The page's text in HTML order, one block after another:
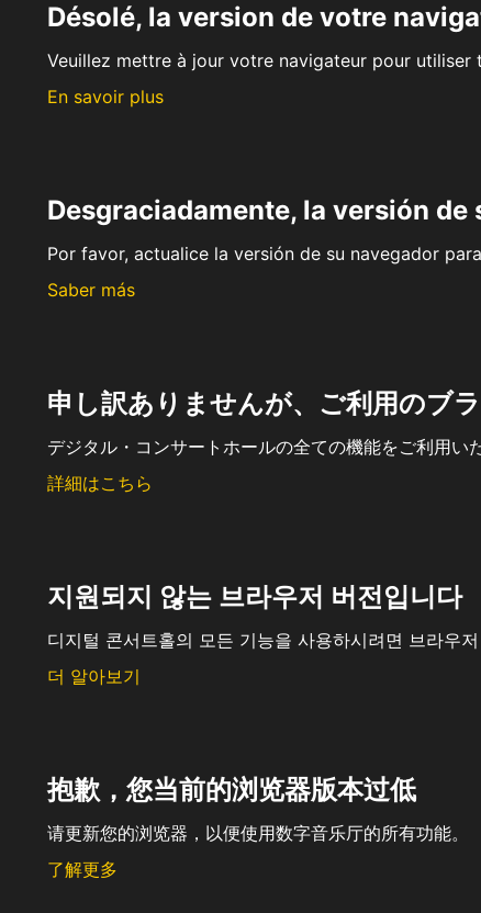
Désolé, la version de votre
Veuillez mettre à jour votre navigateur pour
En savoir plus
Desgraciadamente, la versión
Por favor, actualice la versión de su navegador
Saber más
申し訳ありませんが、ご利用のブ
デジタル・コンサートホールの全ての機能をご利用い
詳細はこちら
지원되지 않는 브라우저 버전입니다
디지털 콘서트홀의 모든 기능을 사용하시려면 브라우
더 알아보기
抱歉，您当前的浏览器版本过低
请更新您的浏览器，以便使用数字音乐厅的所有功能。
了解更多